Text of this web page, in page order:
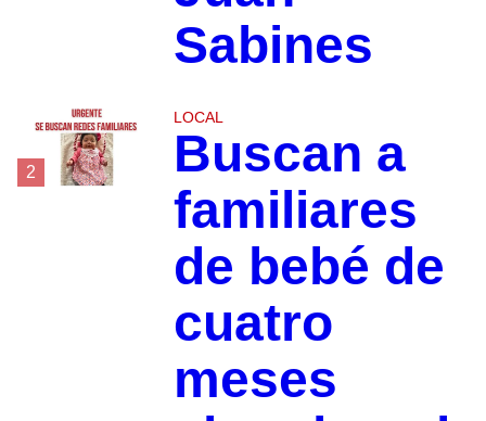
Sabines
2
LOCAL
Buscan a
familiares
de bebé de
cuatro
meses